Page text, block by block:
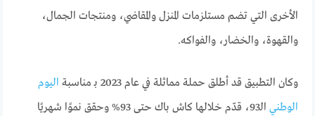
الأخرى التي تضم مستلزمات المنزل والمقاضي، ومنتجات الجمال،
والقهوة، والخضار، والفواكه.
وكان التطبيق قد أطلق حملة مماثلة في عام 2023 بـ مناسبة
اليوم
الوطني
الـ93، قدّم خلالها كاش باك حتى 93% وحقق نموًا شهريًا